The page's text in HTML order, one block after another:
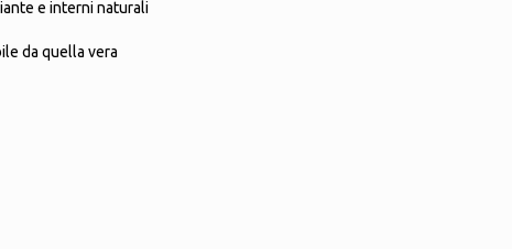
e interni naturali
da quella vera